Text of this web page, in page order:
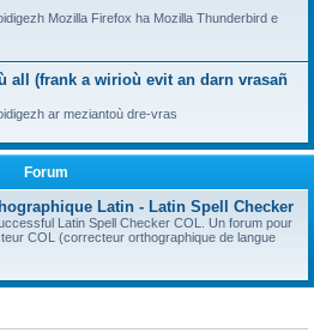
Mozilla Firefox ha Mozilla Thunderbird e
all (frank a wirioù evit an darn vrasañ
ar meziantoù dre-vras
Forum
Latin - Latin Spell Checker
Latin Spell Checker COL. Un forum pour
COL (correcteur orthographique de langue